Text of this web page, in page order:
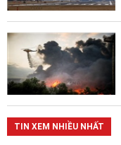
TIN XEM NHIỀU NHẤT